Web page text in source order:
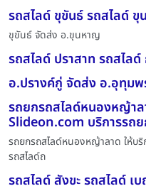
รถสไลด์ ขุขันธ์ รถสไลด์
ขุขันธ์ จัดส่ง อ.ขุนหาญ
รถสไลด์ ปราสาท รถสไล
อ.ปรางค์กู่ จัดส่ง อ.อุทุม
รถยกรถสไลด์หนองหญ้าล
Slideon.com บริการรถ
รถยกรถสไลด์หนองหญ้าลาด ให้บ
รถสไลด์ถ
รถสไลด์ สังขะ รถสไลด์